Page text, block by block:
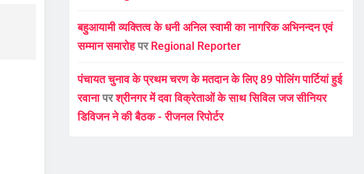
बहुआयामी व्यक्तित्व के धनी अनिल स्वामी का नागरिक अभिनन्दन एवं
सम्मान समारोहपर Regional Reporter
पंचायत चुनाव के प्रथम चरण के मतदान के लिए 89 पोलिंग पार्टियां हुई
रवानापरश्रीनगर में दवा विक्रेताओं के साथ सिविल जज सीनियर
डिविजन ने की बैठक - रीजनल रिपोर्टर